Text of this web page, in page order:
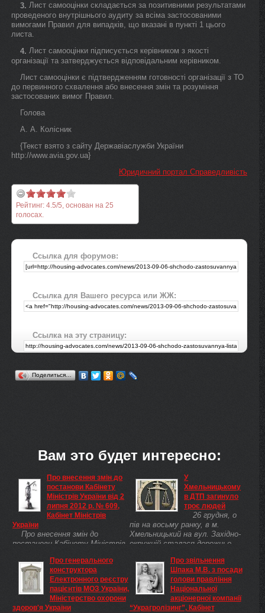
3. Лист самооцінки складається за позитивними результатами
проведеного внутрішнього аудиту за всіма застосованими
вимогами Правил для випадків, що вказані в пункті 1 цього
листа.
4. Лист самооцінки підписується керівником з якості
організації та затверджується відповідальним керівником.
Лист самооцінки є підтвердженням готовності організації з ТО
до первинного схвалення або внесення змін та розуміння
застосованих вимог Правил.
Голова
А. А. Колісник
{Текст взято з сайту Державіаслужби України
http://www.avia.gov.ua}
Юридичний портал Справедливість
Рейтинг: 4.5/5, основан на 25
голосах.
Ссылка для форумов:
Ссылка для Вашего ресурса или ЖЖ:
Ссылка на эту страницу:
Поделиться…
Вам это будет интересно:
Про внесення змін до
постанови Кабінету
Міністрів України від 2
липня 2012 р. № 609,
Кабінет Міністрів
України
Про внесення змін до
постанови Кабінету Міністрів
609 Кабінет Міністрів України
постановляє: Внести до
постанови Кабінету Міністрів
України від 2 липня 2012 р. №
609( 609-2012-п ) "Про
створення Державного
Про генерального
конструктора
Електронного реєстру
пацієнтів МОЗ України,
Міністерство охорони
здоров'я України
У
Хмельницькому
в ДТП загинуло
троє людей
26 грудня, о
пів на восьму ранку, в м.
Хмельницький на вул. Західно-
окружній сталася дорожньо-
участю вантажівки та
легковика.
Про звільнення
Шпака М.В. з посади
голови правління
Національної
акціонерної компанії
“Украгролізинг”, Кабінет